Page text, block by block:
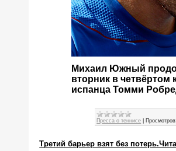
Михаил Южный
вторник в
испанца Томми
Пресса о теннисе Просмотров:
Третий барьер взят без